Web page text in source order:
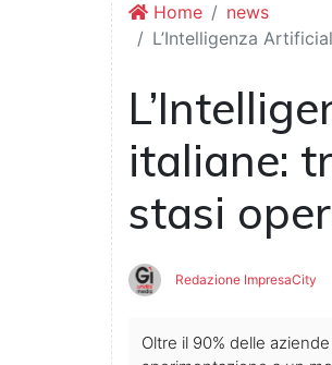
Home
news
L’Intelligenza
italiane:
stasi
Redazione ImpresaCity
Oltre il 90% delle